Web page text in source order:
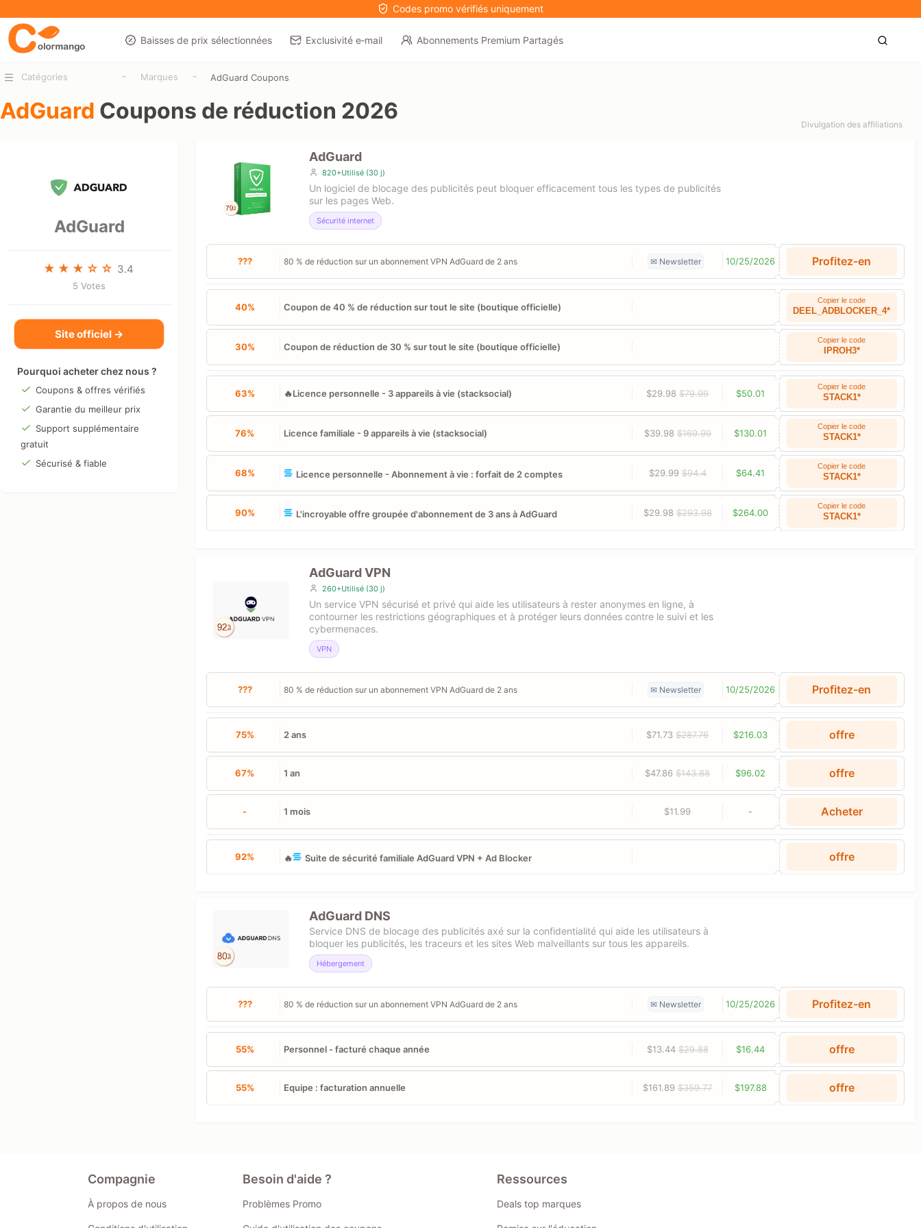
Codes promo vérifiés uniquement
Baisses de prix sélectionnées Exclusivité e‑mail Abonnements Premium Partagés
Catégories - Marques - AdGuard Coupons
AdGuard Coupons de réduction 2026
Divulgation des affiliations
AdGuard
3.4
5 Votes
Site officiel →
Pourquoi acheter chez nous ?
Coupons & offres vérifiés
Garantie du meilleur prix
Support supplémentaire
gratuit
Sécurisé & fiable
AdGuard
820+Utilisé (30 j)
Un logiciel de blocage des publicités peut bloquer efficacement tous les types de publicités
sur les pages Web.
Sécurité internet
??? 80 % de réduction sur un abonnement VPN AdGuard de 2 ans ✉ Newsletter 10/25/2026 Profitez-en
40% Coupon de 40 % de réduction sur tout le site (boutique officielle)
Copier le code
DEEL_ADBLOCKER_4*
30% Coupon de réduction de 30 % sur tout le site (boutique officielle)
Copier le code
IPROH3*
63% 🔥Licence personnelle - 3 appareils à vie (stacksocial) $29.98$79.99 $50.01
Copier le code
STACK1*
76% Licence familiale - 9 appareils à vie (stacksocial) $39.98 $169.99 $130.01
Copier le code
STACK1*
68% Licence personnelle - Abonnement à vie : forfait de 2 comptes $29.99 $94.4 $64.41
Copier le code
STACK1*
90% L'incroyable offre groupée d'abonnement de 3 ans à AdGuard $29.98 $293.98 $264.00
Copier le code
STACK1*
AdGuard VPN
260+Utilisé (30 j)
Un service VPN sécurisé et privé qui aide les utilisateurs à rester anonymes en ligne, à
contourner les restrictions géographiques et à protéger leurs données contre le suivi et les
cybermenaces.
VPN
??? 80 % de réduction sur un abonnement VPN AdGuard de 2 ans ✉ Newsletter 10/25/2026 Profitez-en
75% 2 ans $71.73$287.76 $216.03 offre
67% 1 an $47.86$143.88 $96.02 offre
- 1 mois $11.99 - Acheter
92% 🔥 Suite de sécurité familiale AdGuard VPN + Ad Blocker offre
AdGuard DNS
Service DNS de blocage des publicités axé sur la confidentialité qui aide les utilisateurs à
bloquer les publicités, les traceurs et les sites Web malveillants sur tous les appareils.
Hébergement
??? 80 % de réduction sur un abonnement VPN AdGuard de 2 ans ✉ Newsletter 10/25/2026 Profitez-en
55% Personnel - facturé chaque année $13.44 $29.88 $16.44 offre
55% Equipe : facturation annuelle $161.89$359.77 $197.88 offre
Compagnie
À propos de nous
Besoin d'aide ?
Problèmes Promo
Ressources
Deals top marques